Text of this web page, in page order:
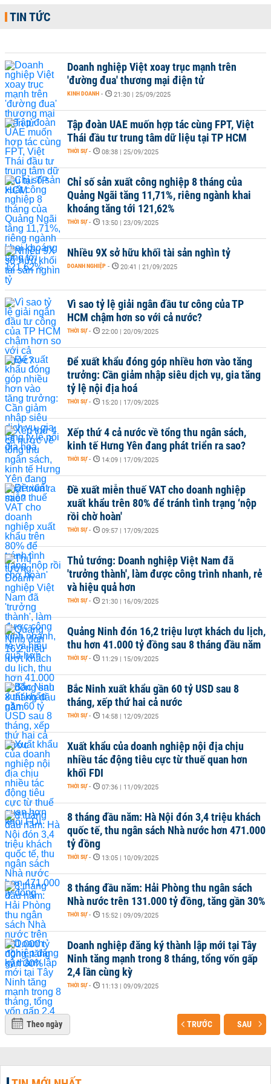
TIN TỨC
Doanh nghiệp Việt xoay trục mạnh trên
'đường đua' thương mại điện tử
KINH DOANH - 21:30 | 25/09/2025
Tập đoàn UAE muốn hợp tác cùng FPT, Việt
Thái đầu tư trung tâm dữ liệu tại TP HCM
THỜI SỰ - 08:38 | 25/09/2025
Chỉ số sản xuất công nghiệp 8 tháng của
Quảng Ngãi tăng 11,71%, riêng ngành khai
khoáng tăng tới 121,62%
THỜI SỰ - 13:50 | 23/09/2025
Nhiều 9X sở hữu khối tài sản nghìn tỷ
DOANH NGHIỆP - 20:41 | 21/09/2025
Vì sao tỷ lệ giải ngân đầu tư công của TP
HCM chậm hơn so với cả nước?
THỜI SỰ - 22:00 | 20/09/2025
Để xuất khẩu đóng góp nhiều hơn vào tăng
trưởng: Cần giảm nhập siêu dịch vụ, gia tăng
tỷ lệ nội địa hoá
THỜI SỰ - 15:20 | 17/09/2025
Xếp thứ 4 cả nước về tổng thu ngân sách,
kinh tế Hưng Yên đang phát triển ra sao?
THỜI SỰ - 14:09 | 17/09/2025
Đề xuất miễn thuế VAT cho doanh nghiệp
xuất khẩu trên 80% để tránh tình trạng ‘nộp
rồi chờ hoàn'
THỜI SỰ - 09:57 | 17/09/2025
Thủ tướng: Doanh nghiệp Việt Nam đã
'trưởng thành', làm được công trình nhanh, rẻ
và hiệu quả hơn
THỜI SỰ - 21:30 | 16/09/2025
Quảng Ninh đón 16,2 triệu lượt khách du lịch,
thu hơn 41.000 tỷ đồng sau 8 tháng đầu năm
THỜI SỰ - 11:29 | 15/09/2025
Bắc Ninh xuất khẩu gần 60 tỷ USD sau 8
tháng, xếp thứ hai cả nước
THỜI SỰ - 14:58 | 12/09/2025
Xuất khẩu của doanh nghiệp nội địa chịu
nhiều tác động tiêu cực từ thuế quan hơn
khối FDI
THỜI SỰ - 07:36 | 11/09/2025
8 tháng đầu năm: Hà Nội đón 3,4 triệu khách
quốc tế, thu ngân sách Nhà nước hơn 471.000
tỷ đồng
THỜI SỰ - 13:05 | 10/09/2025
8 tháng đầu năm: Hải Phòng thu ngân sách
Nhà nước trên 131.000 tỷ đồng, tăng gần 30%
THỜI SỰ - 15:52 | 09/09/2025
Doanh nghiệp đăng ký thành lập mới tại Tây
Ninh tăng mạnh trong 8 tháng, tổng vốn gấp
2,4 lần cùng kỳ
THỜI SỰ - 11:13 | 09/09/2025
Theo ngày TRƯỚC SAU